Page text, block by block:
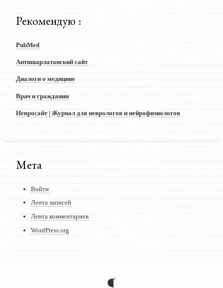
Рекомендую :
PubMed
Антишарлатанский сайт
Диалоги о медицине
Врач и гражданин
Невросайт | Журнал для неврологов и нейрофизиологов
Мета
Войти
Лента записей
Лента комментариев
WordPress.org
¶